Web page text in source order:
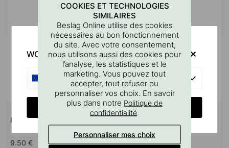
Bouton Brutus - Chêne
9.50 €
Gabarit De Perçage Pour
Poignées Et Boutons
7 €
COOKIES ET TECHNOLOGIES
SIMILAIRES
Beslag Online utilise des cookies
nécessaires au bon fonctionnement
du site. Avec votre consentement,
nous utilisons aussi des cookies pour
l’analyse, les statistiques et le
marketing. Vous pouvez tout
accepter, tout refuser ou
personnaliser vos choix. En savoir
plus dans notre Politique de
confidentialité.
Personnaliser mes choix
WOULD YOU RATHER VISIT?
CHANGE COUNTRY